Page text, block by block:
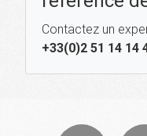
Contactez un
+33(0)2 51 14 14